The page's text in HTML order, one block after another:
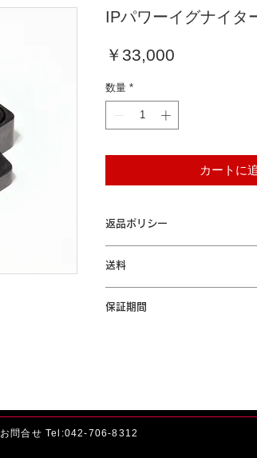
IPパワーイグナイ
￥33,000
数量 *
カートに
返品ポリシー
す。
送料
保証期間
お問合せ Tel:042-706-8312